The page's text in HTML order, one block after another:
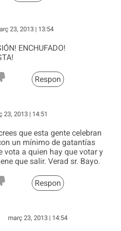
23, 2013 | 13:54
ENCHUFADO!
Respon
23, 2013 | 14:51
que esta gente celebran
un mínimo de gatantías
vota a quien hay que votar y
que salir. Verad sr. Bayo.
Respon
març 23, 2013 | 14:54